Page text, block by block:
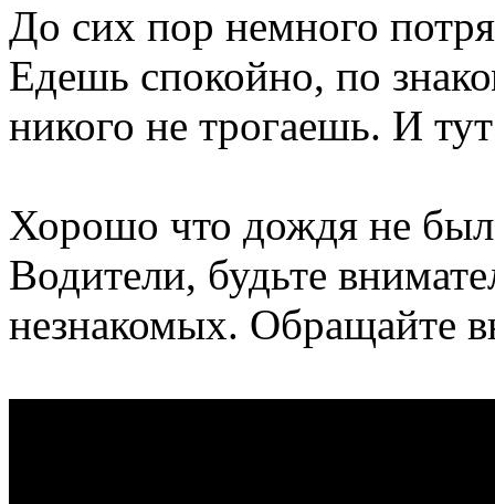
До сих пор немного
Едешь спокойно, по
никого не трогаешь. И
Хорошо что дождя не
Водители, будьте
незнакомых. Обращайте